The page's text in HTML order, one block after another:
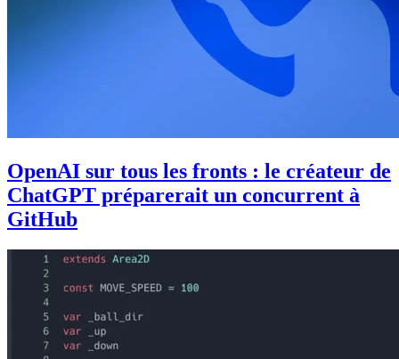
OpenAI sur tous les fronts : le créateur de
ChatGPT préparerait un concurrent à
GitHub